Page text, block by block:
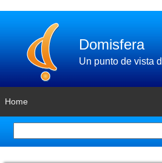
Domisfera
Un punto de vista
Home